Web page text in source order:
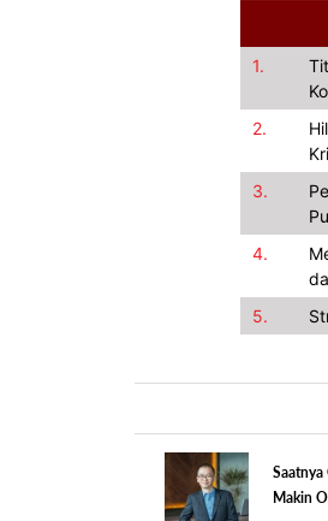
1.
2.
3.
4.
5.
Makin